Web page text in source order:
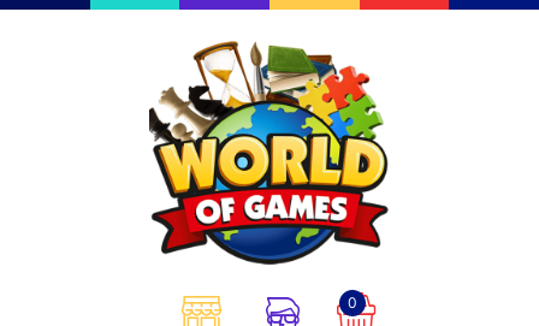
0
Επιτραπέζια
Παζλ
Παιχνίδια Καρτών
Σπαζοκεφαλιές
Κατασκευές